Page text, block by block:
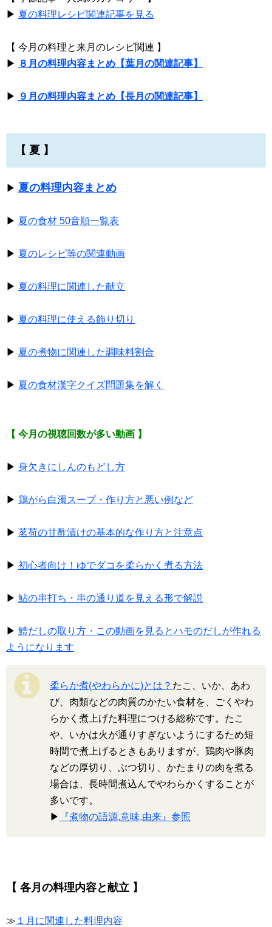
▶ 夏の料理レシピ関連記事を見る
【 今月の料理と来月のレシピ関連 】
▶ ８月の料理内容まとめ【葉月の関連記事】
▶ ９月の料理内容まとめ【長月の関連記事】
【 夏 】
▶ 夏の料理内容まとめ
▶ 夏の食材 50音順一覧表
▶ 夏のレシピ等の関連動画
▶ 夏の料理に関連した献立
▶ 夏の料理に使える飾り切り
▶ 夏の煮物に関連した調味料割合
▶ 夏の食材漢字クイズ問題集を解く
【 今月の視聴回数が多い動画 】
▶ 身欠きにしんのもどし方
▶ 鶏がら白濁スープ・作り方と悪い例など
▶ 茗荷の甘酢漬けの基本的な作り方と注意点
▶ 初心者向け！ゆでダコを柔らかく煮る方法
▶ 鮎の串打ち・串の通り道を見える形で解説
▶ 鱧だしの取り方・この動画を見るとハモのだしが作れる
ようになります
柔らか煮(やわらかに)とは？ たこ、いか、あわ
び、肉類などの肉質のかたい食材を、ごくやわ
らかく煮上げた料理につける総称です。たこ
や、いかは火が通りすぎないようにするため短
時間で煮上げるときもありますが、鶏肉や豚肉
などの厚切り、ぶつ切り、かたまりの肉を煮る
場合は、長時間煮込んでやわらかくすることが
多いです。
▶
『煮物の語源,意味,由来』参照
【 各月の料理内容と献立 】
≫ １月に関連した料理内容